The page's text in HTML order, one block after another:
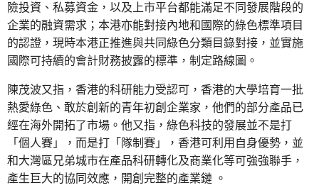
險投資、私募資金，以及上市平台都能滿足不同發展階段的
企業的融資需求；本港亦能對接內地和國際的綠色標準項目
的認證，現時本港正推進與共同綠色分類目錄對接，並實施
國際可持續的會計財務披露的標準，制定路線圖。
陳茂波又指，香港的科研能力受認可，香港的大學培育一批
熱愛綠色、敢於創新的青年初創企業家，他們的部分產品已
經在海外開拓了市場。他又指，綠色科技的發展並不是打
「個人賽」，而是打「隊制賽」，香港可利用自身優勢，並
和大灣區兄弟城市在產品科研轉化及商業化等可強強聯手，
產生巨大的協同效應，開創完整的產業鏈 。